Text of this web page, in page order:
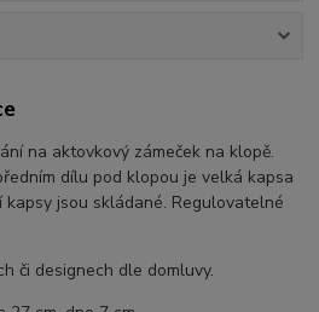
na aktovkový zámeček na klopě.
dílu pod klopou je velká kapsa
kapsy jsou skládané. Regulovatelné
či designech dle domluvy.